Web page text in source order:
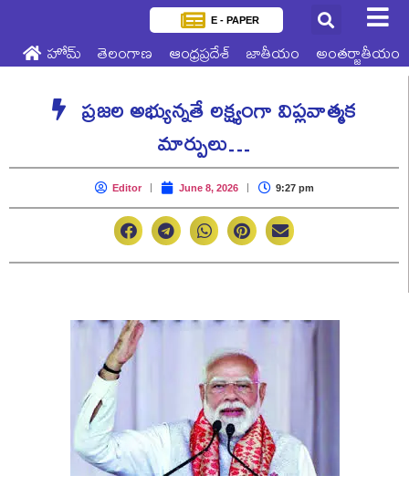
E - PAPER
హోమ్ తెలంగాణ ఆంధ్రప్రదేశ్ జాతీయం అంతర్జాతీయం
ప్రజల అభ్యున్నతే లక్ష్యంగా విప్లవాత్మక
మార్పులు…
Editor June 8, 2026 9:27 pm